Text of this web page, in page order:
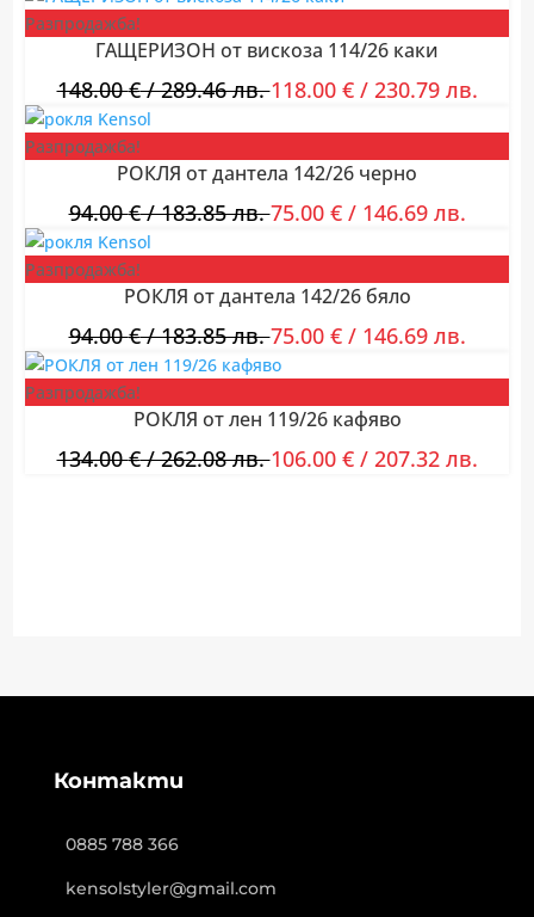
Разпродажба!
ГАЩЕРИЗОН от вискоза 114/26 каки
148.00€/ 289.46 лв.118.00 €/ 230.79 лв.
Разпродажба!
РОКЛЯ от дантела 142/26 черно
94.00€/ 183.85 лв.75.00 €/ 146.69 лв.
Разпродажба!
РОКЛЯ от дантела 142/26 бяло
94.00€/ 183.85 лв.75.00 €/ 146.69 лв.
Разпродажба!
РОКЛЯ от лен 119/26 кафяво
134.00€/ 262.08 лв.106.00 €/ 207.32 лв.
Контакти
0885 788 366
kensolstyler@gmail.com